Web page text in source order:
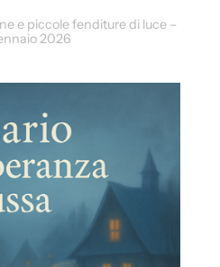
e piccole fenditure di luce –
2026